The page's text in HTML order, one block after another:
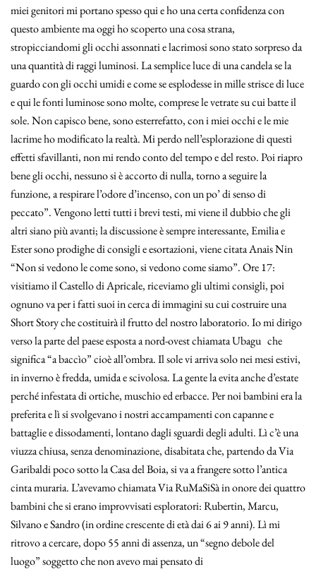
miei genitori mi portano spesso qui e ho una certa confidenza con
questo ambiente ma oggi ho scoperto una cosa strana,
stropicciandomi gli occhi assonnati e lacrimosi sono stato sorpreso da
una quantità di raggi luminosi. La semplice luce di una candela se la
guardo con gli occhi umidi e come se esplodesse in mille strisce di luce
e qui le fonti luminose sono molte, comprese le vetrate su cui batte il
sole. Non capisco bene, sono esterrefatto, con i miei occhi e le mie
lacrime ho modificato la realtà. Mi perdo nell’esplorazione di questi
effetti sfavillanti, non mi rendo conto del tempo e del resto. Poi riapro
bene gli occhi, nessuno si è accorto di nulla, torno a seguire la
funzione, a respirare l’odore d’incenso, con un po’ di senso di
peccato”. Vengono letti tutti i brevi testi, mi viene il dubbio che gli
altri siano più avanti; la discussione è sempre interessante, Emilia e
Ester sono prodighe di consigli e esortazioni, viene citata Anais Nin
“Non si vedono le come sono, si vedono come siamo”. Ore 17:
visitiamo il Castello di Apricale, riceviamo gli ultimi consigli, poi
ognuno va per i fatti suoi in cerca di immagini su cui costruire una
Short Story che costituirà il frutto del nostro laboratorio. Io mi dirigo
verso la parte del paese esposta a nord-ovest chiamata Ubagu che
significa “a baccìo” cioè all’ombra. Il sole vi arriva solo nei mesi estivi,
in inverno è fredda, umida e scivolosa. La gente la evita anche d’estate
perché infestata di ortiche, muschio ed erbacce. Per noi bambini era la
preferita e lì si svolgevano i nostri accampamenti con capanne e
battaglie e dissodamenti, lontano dagli sguardi degli adulti. Lì c’è una
viuzza chiusa, senza denominazione, disabitata che, partendo da Via
Garibaldi poco sotto la Casa del Boia, si va a frangere sotto l’antica
cinta muraria. L’avevamo chiamata Via RuMaSiSà in onore dei quattro
bambini che si erano improvvisati esploratori: Rubertin, Marcu,
Silvano e Sandro (in ordine crescente di età dai 6 ai 9 anni). Lì mi
ritrovo a cercare, dopo 55 anni di assenza, un “segno debole del
luogo” soggetto che non avevo mai pensato di